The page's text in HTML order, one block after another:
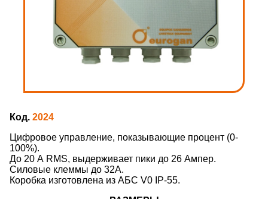
Код. 2024
Цифровое управление, показывающие процент (0-
100%).
До 20 А RMS, выдерживает пики до 26 Ампер.
Силовые клеммы до 32А.
Коробка изготовлена из АБС V0 IP-55.